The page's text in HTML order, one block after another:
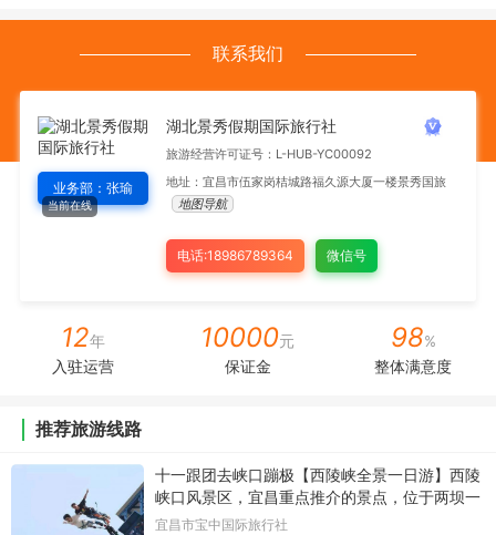
联系我们
当前在线
业务部：张瑜
湖北景秀假期国际旅行社
旅游经营许可证号：L-HUB-YC00092
地址：宜昌市伍家岗桔城路福久源大厦一楼景秀国旅
地图导航
电话:18986789364 微信号
12年
入驻运营
10000元
保证金
98%
整体满意度
推荐旅游线路
十一跟团去峡口蹦极【西陵峡全景一日游】西陵
峡口风景区，宜昌重点推介的景点，位于两坝一
峡绝版三峡风光带的起点
宜昌市宝中国际旅行社